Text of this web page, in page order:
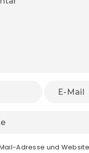
Adresse und